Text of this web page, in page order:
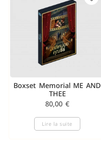
Boxset Memorial ME AND
THEE
80,00 €
Lire la suite